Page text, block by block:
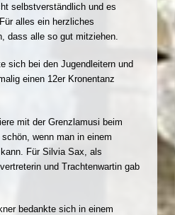
selbstverständlich und es
alles ein herzliches
dass alle so gut mitziehen.
sich bei den Jugendleitern und
einen 12er Kronentanz
mit der Grenzlamusi beim
wenn man in einem
Für Silvia Sax, als
und Trachtenwartin gab
bedankte sich in einem